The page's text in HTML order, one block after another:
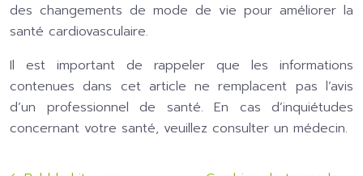
des changements de mode de vie pour améliorer la
santé cardiovasculaire.
Il est important de rappeler que les informations
contenues dans cet article ne remplacent pas l’avis
d’un professionnel de santé. En cas d’inquiétudes
concernant votre santé, veuillez consulter un médecin.